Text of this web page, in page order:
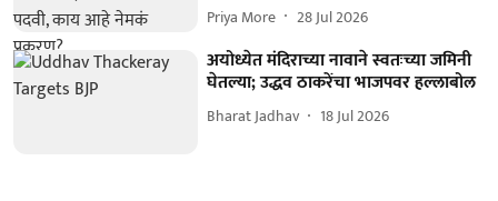
Priya More 28 Jul 2026
अयोध्येत मंदिराच्या नावाने स्वतःच्या जमिनी
घेतल्या; उद्धव ठाकरेंचा भाजपवर हल्लाबोल
Bharat Jadhav 18 Jul 2026